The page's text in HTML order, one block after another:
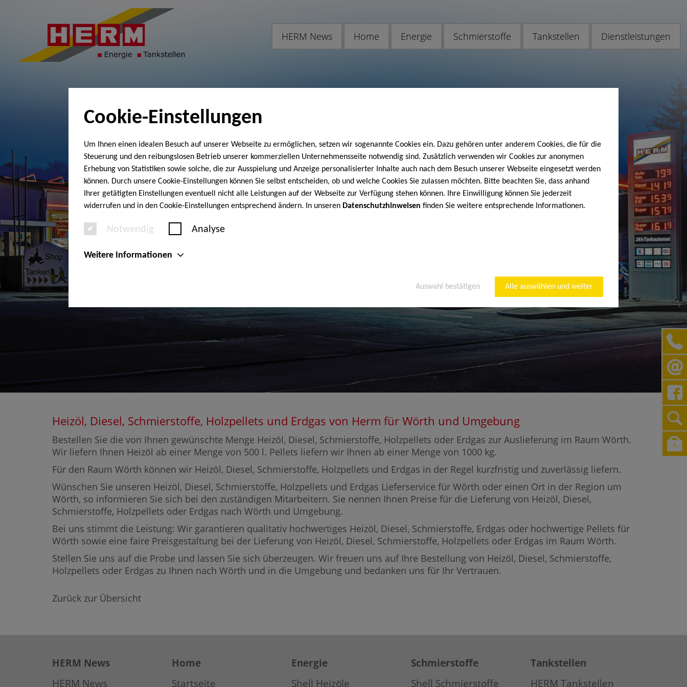
Cookie-Einstellungen
Um Ihnen einen idealen Besuch auf unserer Webseite zu ermöglichen, setzen wir sogenannte Cookies ein. Dazu gehören unter anderem Cookies, die für die
Steuerung und den reibungslosen Betrieb unserer kommerziellen Unternehmensseite notwendig sind. Zusätzlich verwenden wir Cookies zur anonymen
Erhebung von Statistiken sowie solche, die zur Ausspielung und Anzeige personalisierter Inhalte auch nach dem Besuch unserer Webseite eingesetzt werden
können. Durch unsere Cookie-Einstellungen können Sie selbst entscheiden, ob und welche Cookies Sie zulassen möchten. Bitte beachten Sie, dass anhand
Ihrer getätigten Einstellungen eventuell nicht alle Leistungen auf der Webseite zur Verfügung stehen können. Ihre Einwilligung können Sie jederzeit
widerrufen und in den Cookie-Einstellungen entsprechend ändern. In unseren Datenschutzhinweisen finden Sie weitere entsprechende Informationen.
Notwendig Analyse
Weitere Informationen
Auswahl bestätigen Alle auswählen und weiter
HERM News Home Energie Schmierstoffe Tankstellen Dienstleistungen
Heizöl, Diesel, Schmierstoffe, Holzpellets und Erdgas von Herm für Wörth und Umgebung
Bestellen Sie die von Ihnen gewünschte Menge Heizöl, Diesel, Schmierstoffe, Holzpellets oder Erdgas zur Auslieferung im Raum Wörth.
Wir liefern Ihnen Heizöl ab einer Menge von 500 l. Pellets liefern wir Ihnen ab einer Menge von 1000 kg.
Für den Raum Wörth können wir Heizöl, Diesel, Schmierstoffe, Holzpellets und Erdgas in der Regel kurzfristig und zuverlässig liefern.
Wünschen Sie unseren Heizöl, Diesel, Schmierstoffe, Holzpellets und Erdgas Lieferservice für Wörth oder einen Ort in der Region um
Wörth, so informieren Sie sich bei den zuständigen Mitarbeitern. Sie nennen Ihnen Preise für die Lieferung von Heizöl, Diesel,
Schmierstoffe, Holzpellets oder Erdgas nach Wörth und Umgebung.
Bei uns stimmt die Leistung: Wir garantieren qualitativ hochwertiges Heizöl, Diesel, Schmierstoffe, Erdgas oder hochwertige Pellets für
Wörth sowie eine faire Preisgestaltung bei der Lieferung von Heizöl, Diesel, Schmierstoffe, Holzpellets oder Erdgas im Raum Wörth.
Stellen Sie uns auf die Probe und lassen Sie sich überzeugen. Wir freuen uns auf Ihre Bestellung von Heizöl, Diesel, Schmierstoffe,
Holzpellets oder Erdgas zu Ihnen nach Wörth und in die Umgebung und bedanken uns für Ihr Vertrauen.
Zurück zur Übersicht
HERM News
HERM News
Home
Startseite
Energie
Shell Heizöle
Schmierstoffe
Shell Schmierstoffe
Tankstellen
HERM Tankstellen